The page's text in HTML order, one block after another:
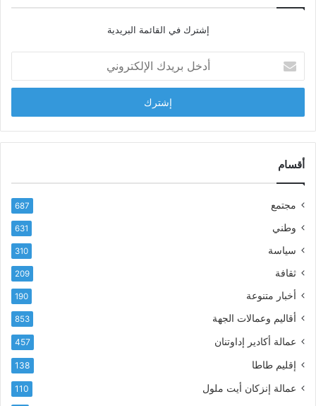
إشترك في القائمة البريدية
بريدك
الإلكتروني
أقسام
مجتمع 687
وطني 631
سياسة 310
ثقافة 209
أخبار متنوعة 190
أقاليم وعمالات الجهة 853
عمالة أكادير إداوتنان 457
إقليم طاطا 138
عمالة إنزكان أيت ملول 110